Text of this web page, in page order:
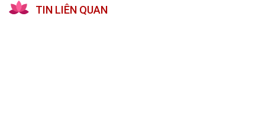
TIN LIÊN QUAN